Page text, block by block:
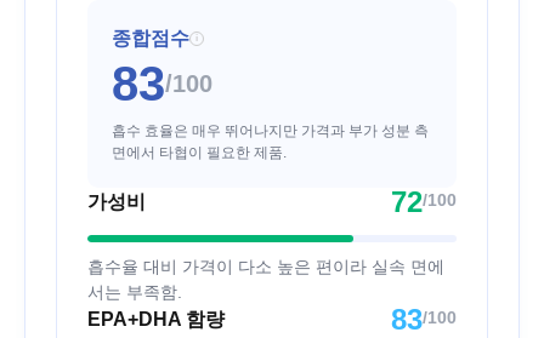
종합점수 i
83/100
흡수 효율은 매우 뛰어나지만 가격과 부가 성분 측
면에서 타협이 필요한 제품.
가성비 72/100
흡수율 대비 가격이 다소 높은 편이라 실속 면에
서는 부족함.
EPA+DHA 함량 83/100